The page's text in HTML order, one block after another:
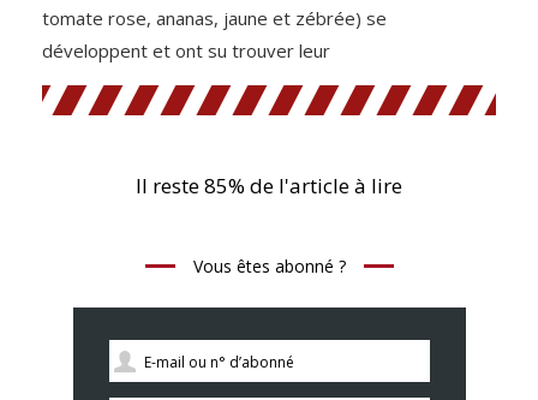
tomate rose, ananas, jaune et zébrée) se
développent et ont su trouver leur
Il reste 85% de l'article à lire
Vous êtes abonné ?